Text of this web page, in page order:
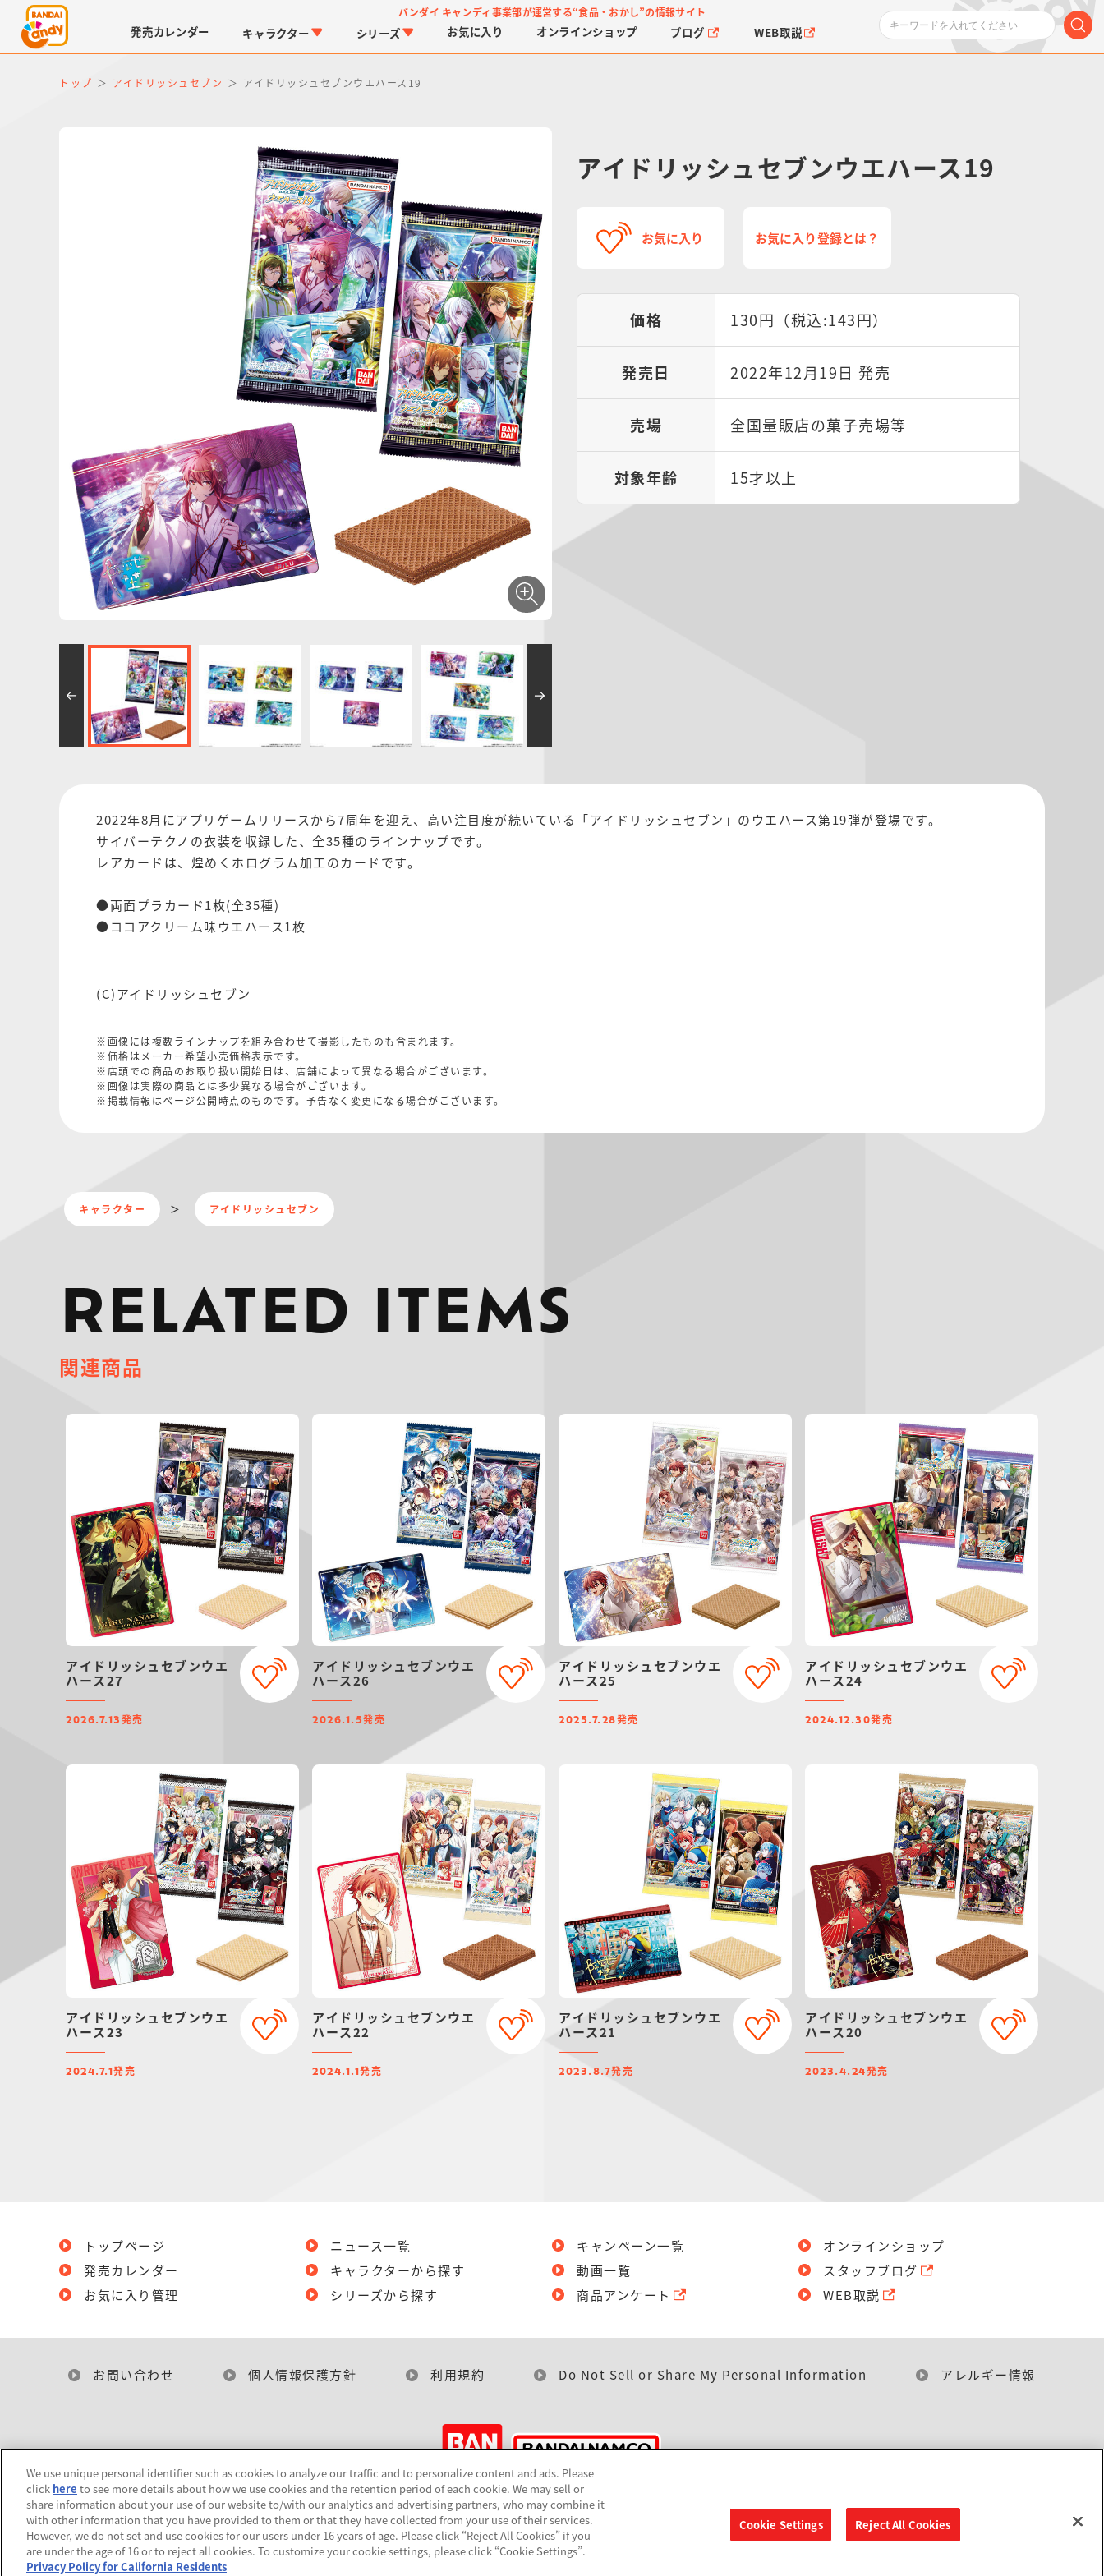
バンダイ キャンディ事業部が運営する“食品・おかし”の情報サイト
発売カレンダー キャラクター
仮面ライダーシリーズ
PROJECT R.E.D.・ス
ーパー戦隊シリーズ
プリキュアシリーズ
シリーズ
キャラパキ つりグミ チョコサプ
スクエアシール
お気に入り オンラインショップ ブログ WEB取説
トップ アイドリッシュセブン アイドリッシュセブンウエハース19
アイドリッシュセブンウエハース19
お気に入り お気に入り登録とは？
価格 130円（税込:143円）
発売日 2022年12月19日 発売
売場 全国量販店の菓子売場等
対象年齢 15才以上
2022年8月にアプリゲームリリースから7周年を迎え、高い注目度が続いている「アイドリッシュセブン」のウエハース第19弾が登場です。
サイバーテクノの衣装を収録した、全35種のラインナップです。
レアカードは、煌めくホログラム加工のカードです。
●両面プラカード1枚(全35種)
●ココアクリーム味ウエハース1枚
(C)アイドリッシュセブン
※画像には複数ラインナップを組み合わせて撮影したものも含まれます。
※価格はメーカー希望小売価格表示です。
※店頭での商品のお取り扱い開始日は、店舗によって異なる場合がございます。
※画像は実際の商品とは多少異なる場合がございます。
※掲載情報はページ公開時点のものです。予告なく変更になる場合がございます。
キャラクター アイドリッシュセブン
RELATED ITEMS
関連商品
アイドリッシュセブンウエ
ハース27
2026.7.13 発売
アイドリッシュセブンウエ
ハース26
2026.1.5発売
アイドリッシュセブンウエ
ハース25
2025.7.28発売
アイドリッシュセブンウエ
ハース24
2024.12.30発売
アイドリッシュセブンウエ
ハース23
2024.7.1発売
アイドリッシュセブンウエ
ハース22
2024.1.1発売
アイドリッシュセブンウエ
ハース21
2023.8.7発売
アイドリッシュセブンウエ
ハース20
2023.4.24発売
トップページ
発売カレンダー
お気に入り管理
ニュース一覧
キャラクターから探す
シリーズから探す
キャンペーン一覧
動画一覧
商品アンケート
オンラインショップ
スタッフブログ
WEB取説
お問い合わせ 個人情報保護方針 利用規約 Do Not Sell or Share My Personal Information アレルギー情報
©BANDAI
▼コピーライト一覧を表示する
We use unique personal identifier such as cookies to analyze our traffic and to personalize content and ads. Please
click here to see more details about how we use cookies and the retention period of each cookie. We may sell or
share information about your use of our website to/with our analytics and advertising partners, who may combine it
with other information that you have provided to them or that they have collected from your use of their services.
However, we do not set and use cookies for our users under 16 years of age. Please click “Reject All Cookies” if you
are under the age of 16 or to reject all cookies. To customize your cookie settings, please click “Cookie Settings”.
Privacy Policy for California Residents
Cookie Settings Reject All Cookies